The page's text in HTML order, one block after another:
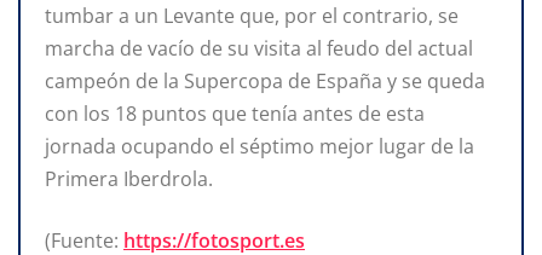
tumbar a un Levante que, por el contrario, se
marcha de vacío de su visita al feudo del actual
campeón de la Supercopa de España y se queda
con los 18 puntos que tenía antes de esta
jornada ocupando el séptimo mejor lugar de la
Primera Iberdrola.
(Fuente: https://fotosport.es